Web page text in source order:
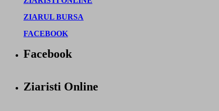
ZIARUL BURSA
FACEBOOK
Facebook
Ziaristi Online